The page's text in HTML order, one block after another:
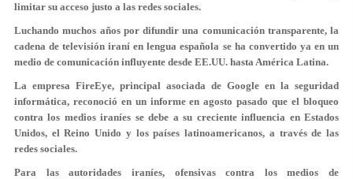
limitar su acceso justo a las redes sociales.
Luchando muchos años por difundir una comunicación transparente, la
cadena de televisión iraní en lengua española se ha convertido ya en un
medio de comunicación influyente desde EE.UU. hasta América Latina.
La empresa FireEye, principal asociada de Google en la seguridad
informática, reconoció en un informe en agosto pasado que el bloqueo
contra los medios iraníes se debe a su creciente influencia en Estados
Unidos, el Reino Unido y los países latinoamericanos, a través de las
redes sociales.
Para las autoridades iraníes, ofensivas contra los medios de